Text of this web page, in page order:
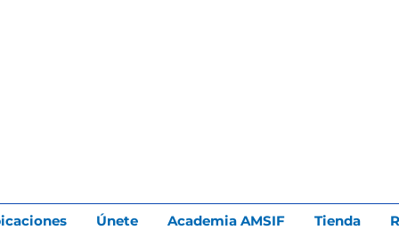
Únete Academia AMSIF Tienda